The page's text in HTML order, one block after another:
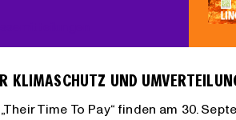
KLIMASCHUTZ UND
Time To Pay“ finden am 30.